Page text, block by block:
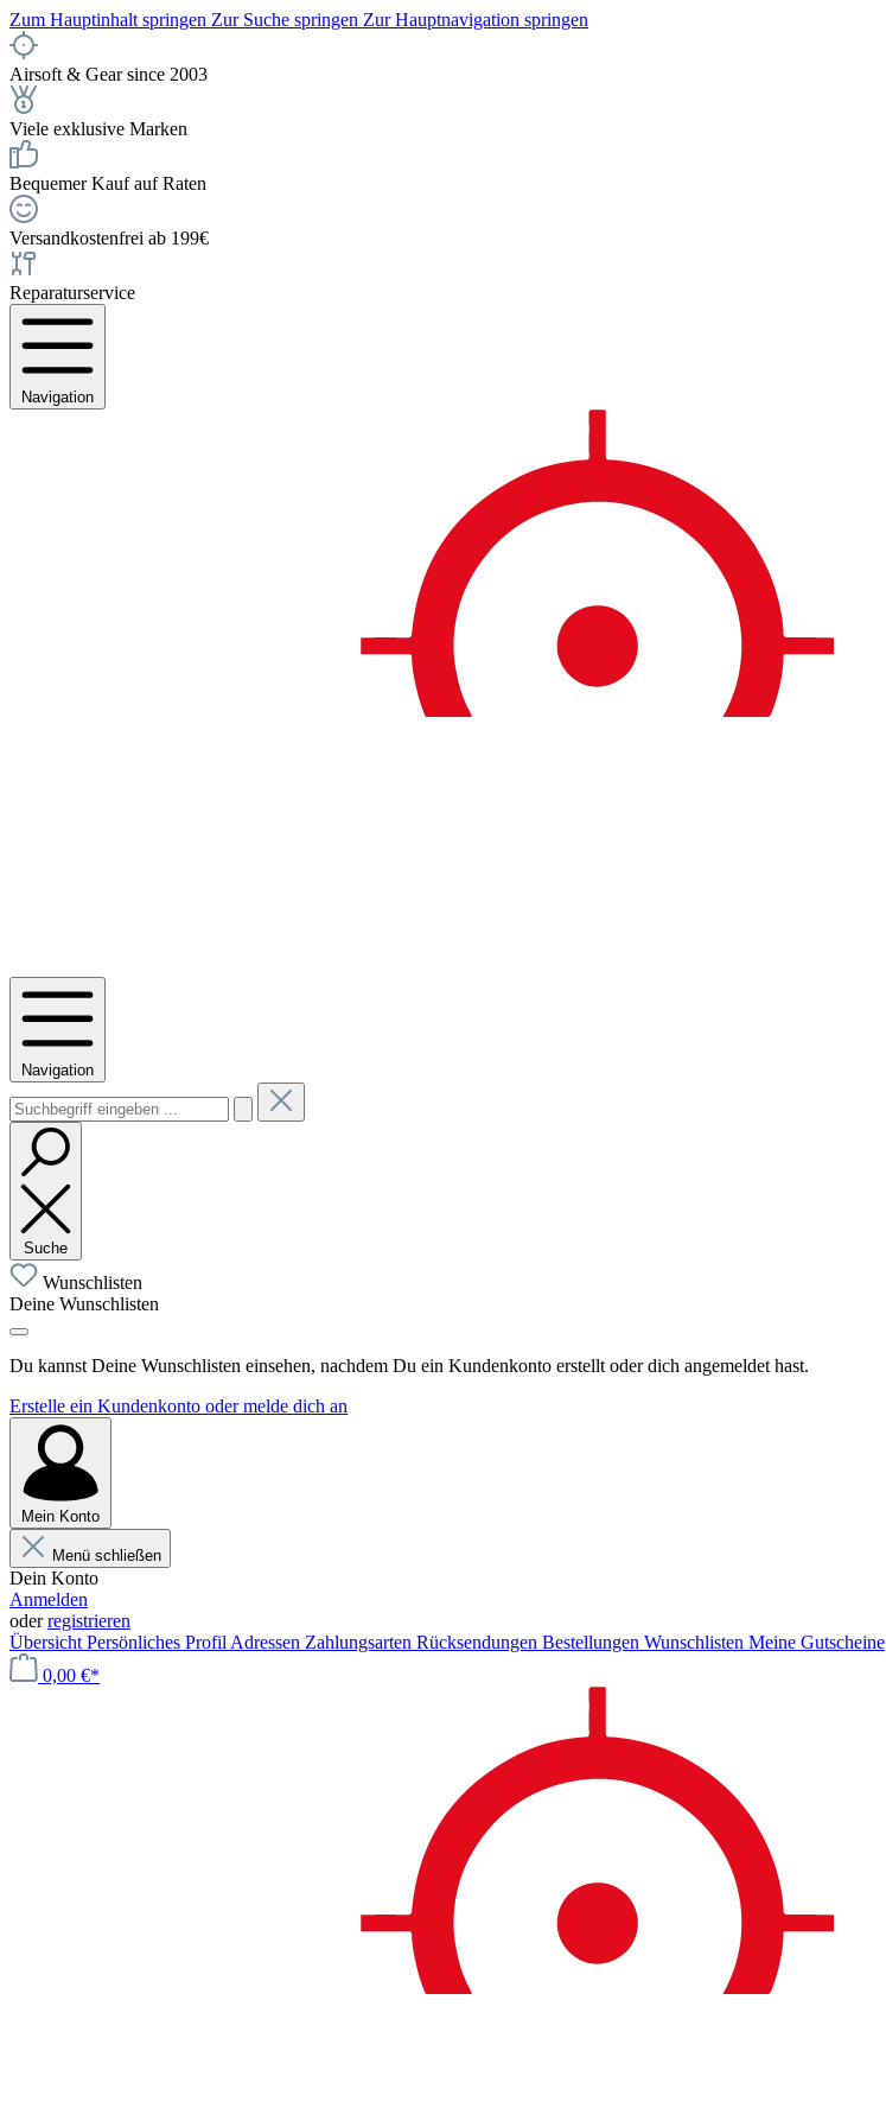
Zum Hauptinhalt springen Zur Suche springen Zur Hauptnavigation springen
Airsoft & Gear since 2003
Viele exklusive Marken
Bequemer Kauf auf Raten
Versandkostenfrei ab 199€
Reparaturservice
Navigation
Navigation
Suche
Wunschlisten
Deine Wunschlisten
Du kannst Deine Wunschlisten einsehen, nachdem Du ein Kundenkonto erstellt oder dich angemeldet hast.
Erstelle ein Kundenkonto oder melde dich an
Mein Konto
Menü schließen
Dein Konto
Anmelden
oderregistrieren
Übersicht Persönliches Profil Adressen Zahlungsarten Rücksendungen Bestellungen Wunschlisten Meine Gutscheine
0,00 €*